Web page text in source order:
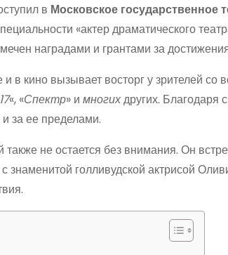
в Московское
«актер драматического
наградами и грантами за
в кино вызывает восторг у зрителей со
«, «Спектр» и многихдругих. Благодаря
за ее пределами.
не остается без внимания. Он
знаменитой голливудской актрисой